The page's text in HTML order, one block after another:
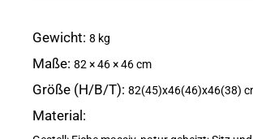
Gewicht 8 kg
Maße 82 × 46 × 46 cm
Größe (H/B/T) 82(45)x46(46)x46(38)
Material